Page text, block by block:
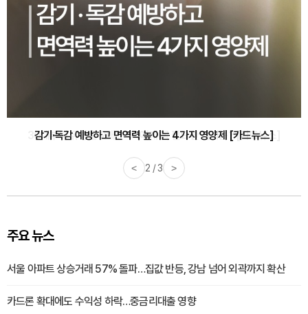
감기·독감 예방하고 면역력 높이는 4가지 영양제 [카드뉴스]
< 3 / 3 >
주요 뉴스
서울 아파트 상승거래 57% 돌파…집값 반등, 강남 넘어 외곽까지 확산
카드론 확대에도 수익성 하락…중금리대출 영향